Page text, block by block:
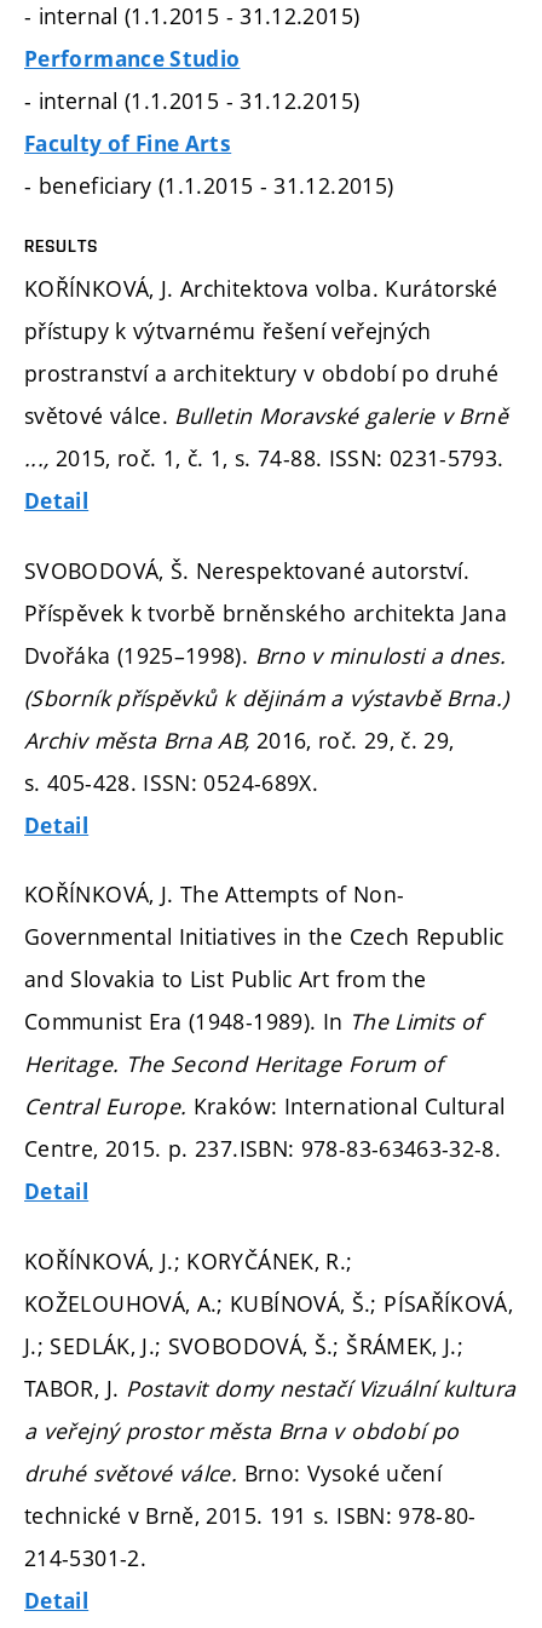
- internal (1.1.2015 - 31.12.2015)
Performance Studio
- internal (1.1.2015 - 31.12.2015)
Faculty of Fine Arts
- beneficiary (1.1.2015 - 31.12.2015)
RESULTS
KOŘÍNKOVÁ, J. Architektova volba. Kurátorské
přístupy k výtvarnému řešení veřejných
prostranství a architektury v období po druhé
světové válce. Bulletin Moravské galerie v Brně
..., 2015, roč. 1, č. 1, s. 74-88. ISSN: 0231-5793.
Detail
SVOBODOVÁ, Š. Nerespektované autorství.
Příspěvek k tvorbě brněnského architekta Jana
Dvořáka (1925–1998). Brno v minulosti a dnes.
(Sborník příspěvků k dějinám a výstavbě Brna.)
Archiv města Brna AB, 2016, roč. 29, č. 29,
s. 405-428. ISSN: 0524-689X.
Detail
KOŘÍNKOVÁ, J. The Attempts of Non-
Governmental Initiatives in the Czech Republic
and Slovakia to List Public Art from the
Communist Era (1948-1989). In The Limits of
Heritage. The Second Heritage Forum of
Central Europe. Kraków: International Cultural
Centre, 2015. p. 237.ISBN: 978-83-63463-32-8.
Detail
KOŘÍNKOVÁ, J.; KORYČÁNEK, R.;
KOŽELOUHOVÁ, A.; KUBÍNOVÁ, Š.; PÍSAŘÍKOVÁ,
J.; SEDLÁK, J.; SVOBODOVÁ, Š.; ŠRÁMEK, J.;
TABOR, J. Postavit domy nestačí Vizuální kultura
a veřejný prostor města Brna v období po
druhé světové válce. Brno: Vysoké učení
technické v Brně, 2015. 191 s. ISBN: 978-80-
214-5301-2.
Detail